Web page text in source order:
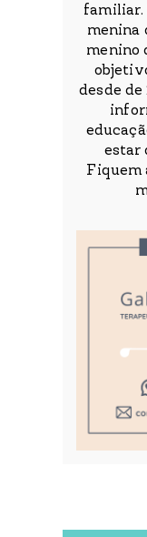
familiar.
menina
menino
desde de
estar
Fiquem